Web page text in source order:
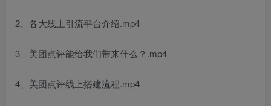
2、各大线上引流平台介绍.mp4
3、美团点评能给我们带来什么？.mp4
4、美团点评线上搭建流程.mp4